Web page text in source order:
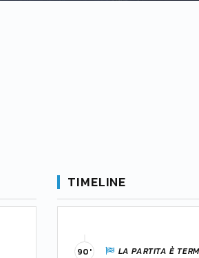
TIMELINE
LA PARTITA È
90'